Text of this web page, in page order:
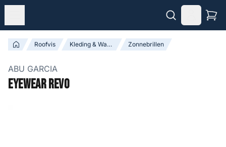
Roofvis Kleding & Waadpakken Zonnebrillen
ABU GARCIA
Eyewear Revo